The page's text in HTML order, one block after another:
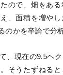
ので、畑をあ
、面積を増や
のかを卒論で分
、現在の9.5ヘ
そうたずねる